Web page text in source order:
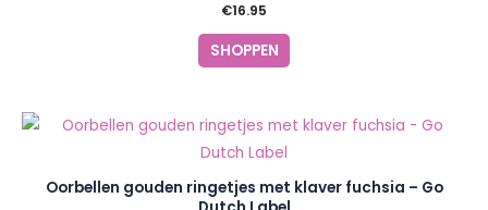
€16.95
SHOPPEN
Oorbellen gouden ringetjes met klaver fuchsia – Go